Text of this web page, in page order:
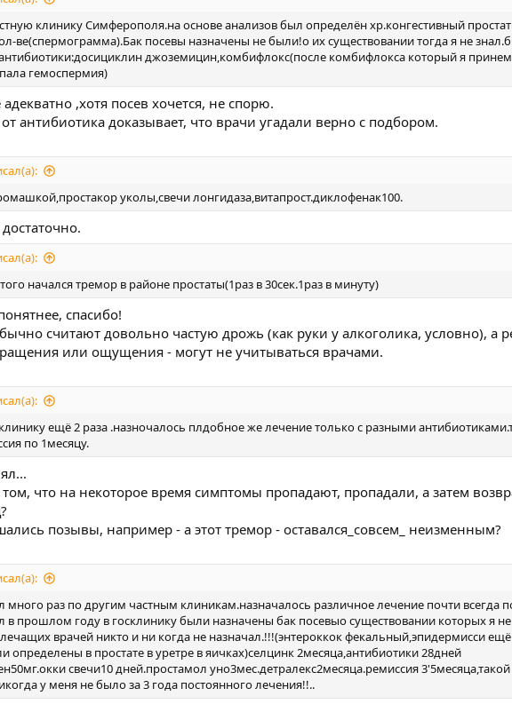
моё состояние по поводу не прекращяющегося тремора ?в простате?опасно
,забыл помогают успокоить тремор на короткое времяупражнения отпоясничного
у меня по профессору Мавроди.если нужны доп.сведенья я изложу.я вбил
тремор должна наступить долгосрочная реммиссия.с огромным уважением к
клинику Симферополя.на основе анализов был определён хр.конгестивный
ве(спермограмма).Бак посевы назначены не были!о их существовании тогда я не
джоземицин,комбифлокс(после комбифлокса который я
гемоспермия)
,хотя посев хочется, не спорю.
антибиотика доказывает, что врачи угадали верно с подбором.
уколы,свечи лонгидаза,витапрост.диклофенак100.
начался тремор в районе простаты(1раз в 30сек.1раз в минуту)
спасибо!
считают довольно частую дрожь (как руки у алкоголика, условно), а
или ощущения - могут не учитываться врачами.
ещё 2 раза .назночалось плдобное же лечение только с разными
по 1месяцу.
том, что на некоторое время симптомы пропадают, пропадали, а затем
позывы, например - а этот тремор - оставался_совсем_ неизменным?
много раз по другим частным клиникам.назначалось различное лечение почти всегда
в прошлом году в госклинику были назначены бак посевыо существовании которых я
врачей никто и ни когда не назначал.!!!(энтероккок фекальный,эпидермисси ещё
определены в простате в уретре в яичках)селцинк 2месяца,антибиотики 28дней
свечи10 дней.простамол уно3мес.детралекс2месяца.ремиссия
у меня не было за 3 года постоянного лечения!!..